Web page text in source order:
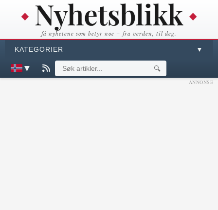
få nyhetene som betyr noe – fra verden, til deg.
KATEGORIER ▼
▼ 🔍
ANNONSE